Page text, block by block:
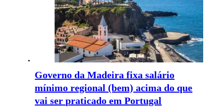
Governo da Madeira fixa salário
mínimo regional (bem) acima do que
vai ser praticado em Portugal